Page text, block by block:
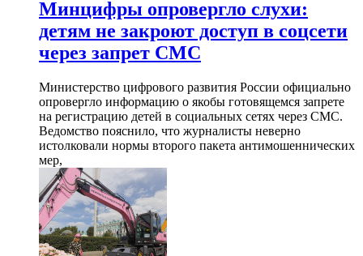
Минцифры опровергло слухи:
детям не закроют доступ в соцсети
через запрет СМС
Министерство цифрового развития России официально
опровергло информацию о якобы готовящемся запрете
на регистрацию детей в социальных сетях через СМС.
Ведомство пояснило, что журналисты неверно
истолковали нормы второго пакета антимошеннических
мер,